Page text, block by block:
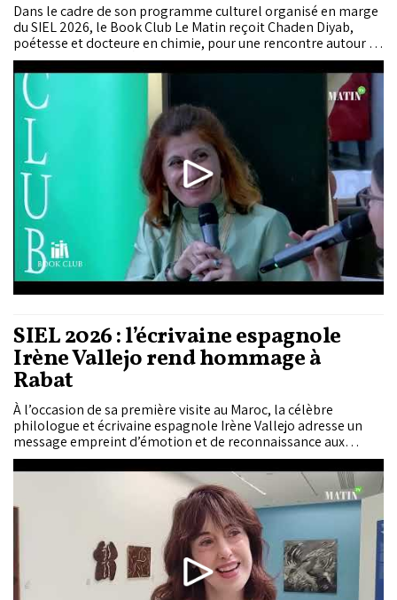
Dans le cadre de son programme culturel organisé en marge
du SIEL 2026, le Book Club Le Matin reçoit Chaden Diyab,
poétesse et docteure en chimie, pour une rencontre autour de
son livre "La Boîte". À travers une écriture sensible et
immersive, l’auteure explore les fragilités humaines et les
tensions contemporaines, dans un...
SIEL 2026 : l’écrivaine espagnole
Irène Vallejo rend hommage à
Rabat
À l’occasion de sa première visite au Maroc, la célèbre
philologue et écrivaine espagnole Irène Vallejo adresse un
message empreint d’émotion et de reconnaissance aux
lecteurs marocains, depuis Rabat, désignée Capitale
mondiale du livre par l’Unesco.